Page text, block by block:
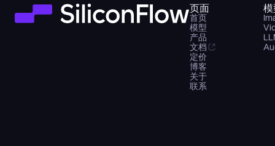
页面
首页
模型
产品
文档
定价
博客
关于
联系